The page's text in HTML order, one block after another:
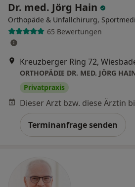
Dr. med. Jörg Hain
Orthopäde & Unfallchirurg,
65 Bewertungen
Kreuzberger Ring 72,
ORTHOPÄDIE DR. MED. JÖRG
Privatpraxis
Terminanfrage senden